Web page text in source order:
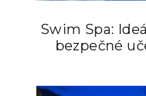
Swim Spa:
bezpečné